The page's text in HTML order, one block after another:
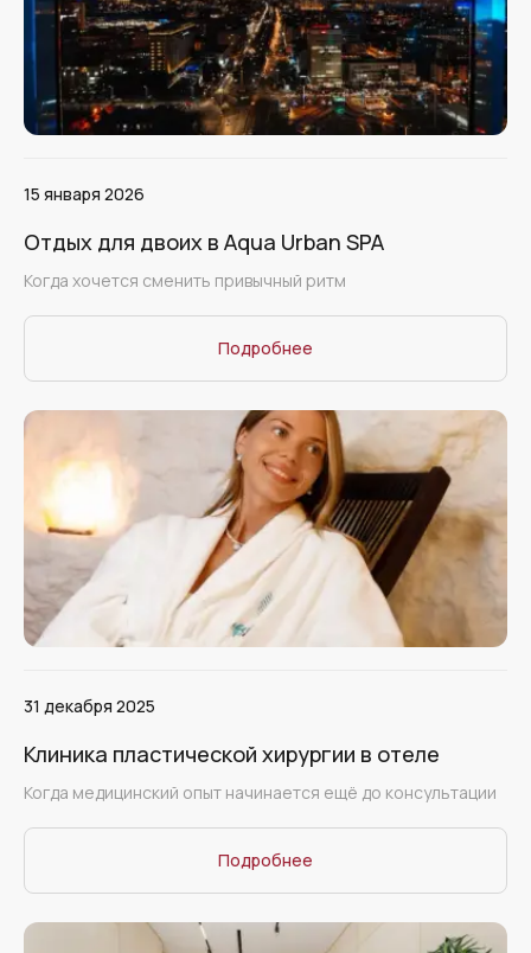
15 января 2026
Отдых для двоих в Aqua Urban SPA
Когда хочется сменить привычный ритм
Подробнее
31 декабря 2025
Клиника пластической хирургии в отеле
Когда медицинский опыт начинается ещё до консультации
Подробнее